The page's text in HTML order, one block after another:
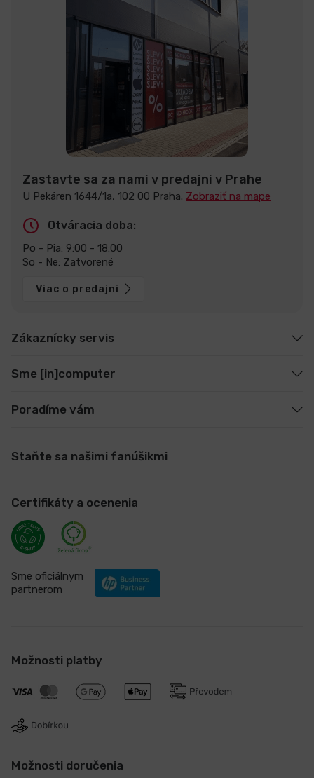
Zastavte sa za nami v predajni v Prahe
U Pekáren 1644/1a, 102 00 Praha. Zobraziť na mape
Otváracia doba:
Po - Pia: 9:00 - 18:00
So - Ne: Zatvorené
Viac o predajni
Zákaznícky servis
Sme [in]computer
Poradíme vám
Staňte sa našimi fanúšikmi
Certifikáty a ocenenia
Sme oficiálnym
partnerom
Možnosti platby
Možnosti doručenia